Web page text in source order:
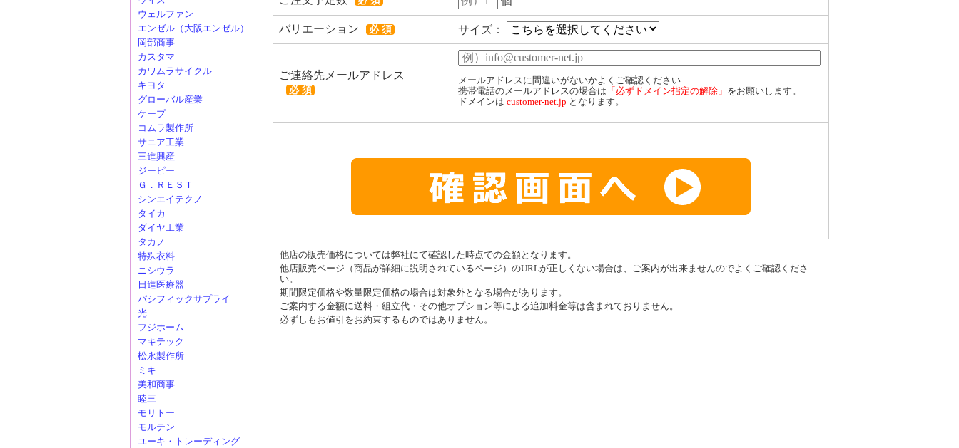
ウェルファン
エンゼル（大阪エンゼル）
岡部商事
カスタマ
カワムラサイクル
キヨタ
グローバル産業
ケープ
コムラ製作所
サニア工業
三進興産
ジーピー
Ｇ．ＲＥＳＴ
シンエイテクノ
タイカ
ダイヤ工業
タカノ
特殊衣料
ニシウラ
日進医療器
パシフィックサプライ
光
フジホーム
マキテック
松永製作所
ミキ
美和商事
睦三
モリトー
モルテン
ユーキ・トレーディング
バリエーション 必 須 サイズ：
ご連絡先メールアドレス
必 須
メールアドレスに間違いがないかよくご確認ください
携帯電話のメールアドレスの場合は 「必ずドメイン指定の解除」 をお願いします。
ドメインは customer-net.jp となります。
他店の販売価格については弊社にて確認した時点での金額となります。
他店販売ページ（商品が詳細に説明されているページ）のURLが正しくない場合は、ご案内が出来ませんのでよくご確認くださ
い。
期間限定価格や数量限定価格の場合は対象外となる場合があります。
ご案内する金額に送料・組立代・その他オプション等による追加料金等は含まれておりません。
必ずしもお値引をお約束するものではありません。